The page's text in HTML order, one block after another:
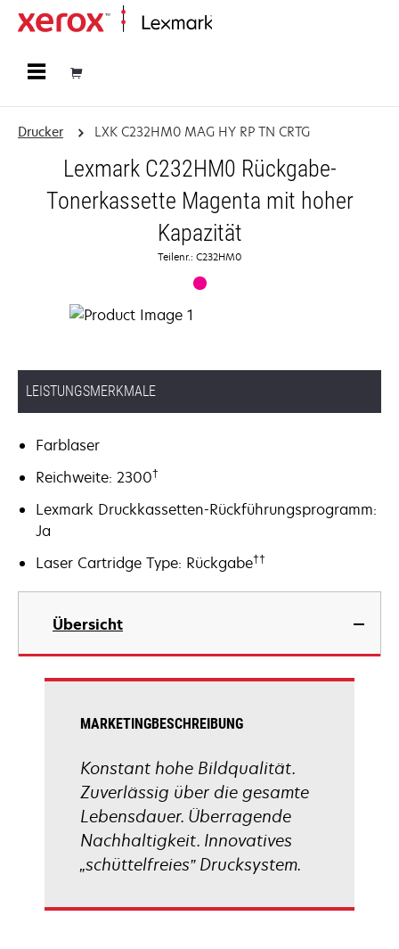
Drucker LXK C232HM0 MAG HY RP TN CRTG
Lexmark C232HM0 Rückgabe-
Tonerkassette Magenta mit hoher
Kapazität
Teilenr.: C232HM0
LEISTUNGSMERKMALE
Farblaser
Reichweite: 2300†
Lexmark Druckkassetten-Rückführungsprogramm:
Ja
Laser Cartridge Type: Rückgabe††
Übersicht
MARKETINGBESCHREIBUNG
Konstant hohe Bildqualität.
Zuverlässig über die gesamte
Lebensdauer. Überragende
Nachhaltigkeit. Innovatives
„schüttelfreies” Drucksystem.